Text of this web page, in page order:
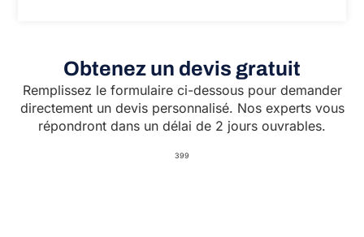
Obtenez un devis gratuit
Remplissez le formulaire ci-dessous pour demander
directement un devis personnalisé. Nos experts vous
répondront dans un délai de 2 jours ouvrables.
399